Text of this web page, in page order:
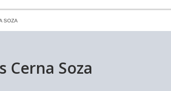
SOZA
Cerna Soza